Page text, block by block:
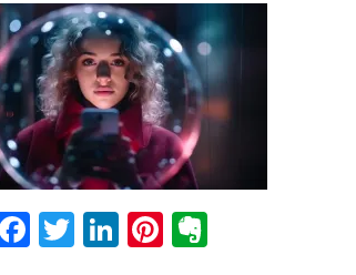
Facebook
Twitter
LinkedIn
Pinterest